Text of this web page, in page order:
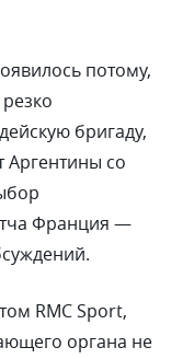
потому,
бригаду,
со
Франция —
RMC Sport,
органа не